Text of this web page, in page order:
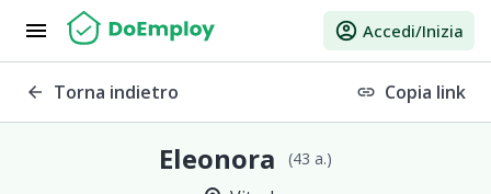
menu account_circle Accedi/Inizia
arrow_back Torna indietro link Copia link
Eleonora (43 a.)